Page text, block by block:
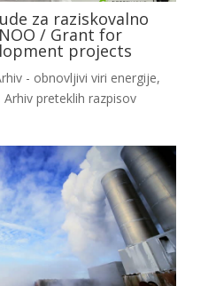
za raziskovalno
/ Grant for
projects
- obnovljivi viri energije,
Arhiv preteklih razpisov